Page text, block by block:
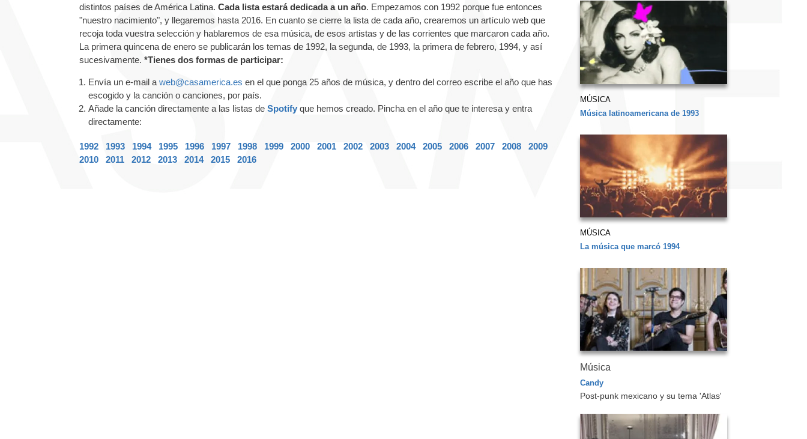
distintos países de América Latina. Cada lista estará dedicada a un año. Empezamos con 1992 porque fue entonces
"nuestro nacimiento", y llegaremos hasta 2016. En cuanto se cierre la lista de cada año, crearemos un artículo web que
recoja toda vuestra selección y hablaremos de esa música, de esos artistas y de las corrientes que marcaron cada año.
La primera quincena de enero se publicarán los temas de 1992, la segunda, de 1993, la primera de febrero, 1994, y así
sucesivamente. *Tienes dos formas de participar:
Envía un e-mail a web@casamerica.es en el que ponga 25 años de música, y dentro del correo escribe el año que has
escogido y la canción o canciones, por país.
Añade la canción directamente a las listas de Spotifyque hemos creado. Pincha en el año que te interesa y entra
directamente:
1992 1993 1994 1995 1996 1997 1998 1999 2000 2001 2002 2003 2004 2005 2006 2007 2008
2009
2010
2011 2012 2013 2014 2015 2016
MÚSICA
Música latinoamericana de 1993
MÚSICA
La música que marcó 1994
Música
Candy
Post-punk mexicano y su tema 'Atlas'